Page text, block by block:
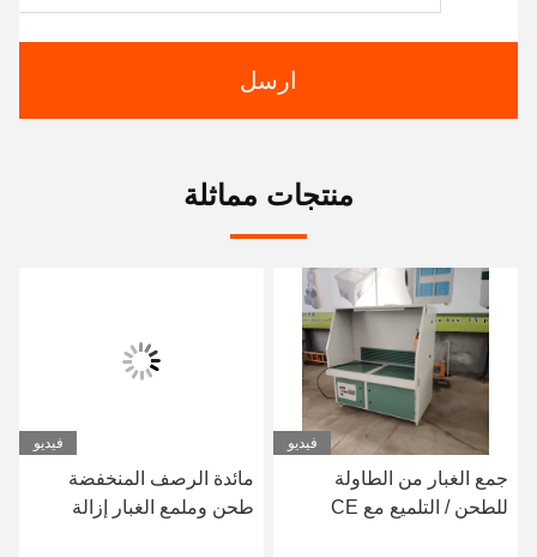
ارسل
منتجات مماثلة
فيديو
جمع الغبار من الطاولة
للطحن / التلميع مع CE
فيديو
مائدة الرصف المنخفضة
طحن وملمع الغبار إزالة